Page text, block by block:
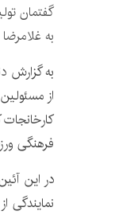
گفتمان
به
به گزارش
از
فرهنگی
در این
نمایندگی